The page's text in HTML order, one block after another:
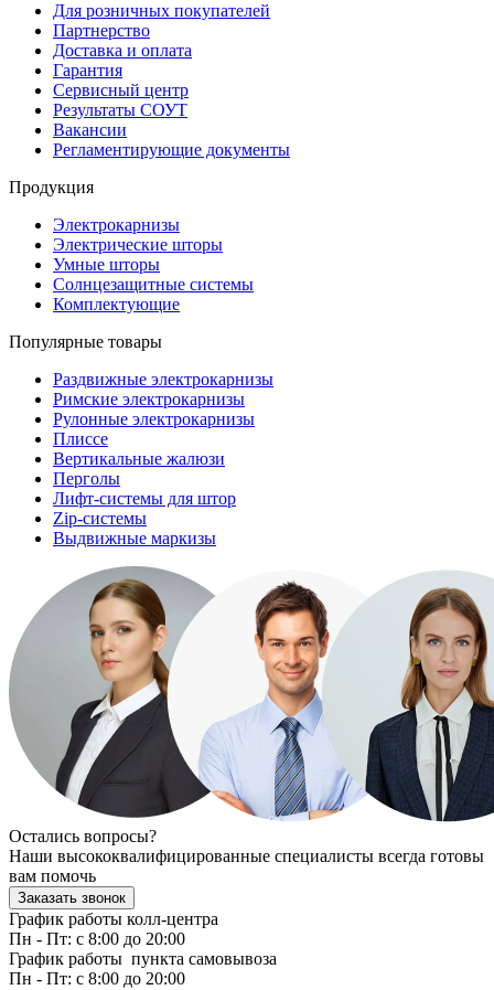
Для розничных покупателей
Партнерство
Доставка и оплата
Гарантия
Сервисный центр
Результаты СОУТ
Вакансии
Регламентирующие документы
Продукция
Электрокарнизы
Электрические шторы
Умные шторы
Солнцезащитные системы
Комплектующие
Популярные товары
Раздвижные электрокарнизы
Римские электрокарнизы
Рулонные электрокарнизы
Плиссе
Вертикальные жалюзи
Перголы
Лифт-системы для штор
Zip-системы
Выдвижные маркизы
Остались вопросы?
Наши высококвалифицированные специалисты всегда готовы
вам помочь
Заказать звонок
График работы колл-центра
Пн - Пт: с 8:00 до 20:00
График работы пункта самовывоза
Пн - Пт: с 8:00 до 20:00